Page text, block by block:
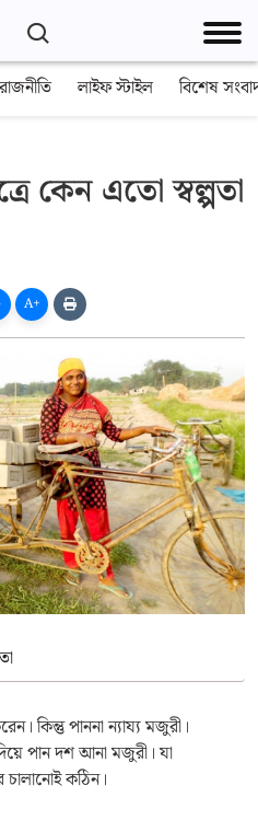
রাজনীতি লাইফ স্টাইল বিশেষ
কেন এতো স্বল্পতা
A+
কিন্তু পাননা ন্যায্য মজুরী।
পান দশ আনা মজুরী। যা
চালানোই কঠিন।